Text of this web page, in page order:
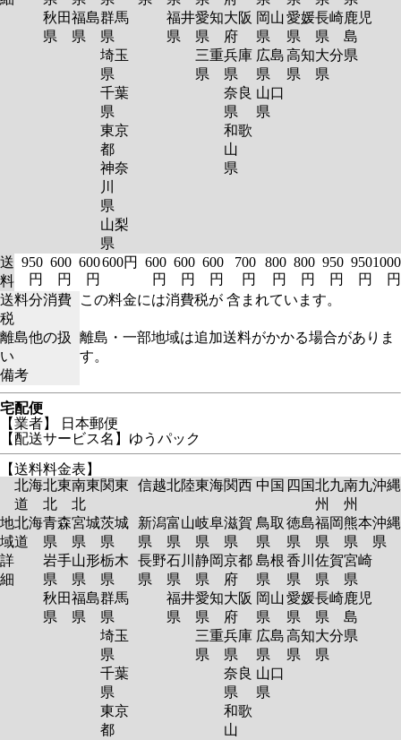
秋田
県
福島
県
群馬
県
埼玉
県
千葉
県
東京
都
神奈
川
県
山梨
県
福井
県
愛知
県
三重
県
大阪
府
兵庫
県
奈良
県
和歌
山
県
岡山
県
広島
県
山口
県
愛媛
県
高知
県
長崎
県
大分
県
鹿児
島
県
送
料
950
円
600
円
600
円
600円
600
円
600
円
600
円
700
円
800
円
800
円
950
円
950
円
1000
円
送料分消費
税
この料金には消費税が 含まれています。
離島他の扱
い
離島・一部地域は追加送料がかかる場合がありま
す。
備考
宅配便
【業者】 日本郵便
【配送サービス名】ゆうパック
【送料料金表】
北海
道
北東
北
南東
北
関東 信越北陸東海関西 中国 四国北九
州
南九
州
沖縄
地
域
詳
細
北海
道
青森
県
岩手
県
秋田
県
宮城
県
山形
県
福島
県
茨城
県
栃木
県
群馬
県
埼玉
県
千葉
県
東京
都
新潟
県
長野
県
富山
県
石川
県
福井
県
岐阜
県
静岡
県
愛知
県
三重
県
滋賀
県
京都
府
大阪
府
兵庫
県
奈良
県
和歌
山
鳥取
県
島根
県
岡山
県
広島
県
山口
県
徳島
県
香川
県
愛媛
県
高知
県
福岡
県
佐賀
県
長崎
県
大分
県
熊本
県
宮崎
県
鹿児
島
県
沖縄
県